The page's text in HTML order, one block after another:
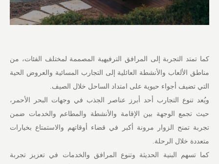
كما تمتد التجربة إلى المرافق الترفيهية المصممة لمختلف الفئات، من
مناطق الألعاب والأنشطة العائلية إلى التجارب المسائية والعروض الحية
التي تضيف أجواء حيوية على امتداد الساحل خلال الصيف.
ويُعد تنوع التجارب أحد أبرز عناصر الجذب في وجهات البحر الأحمر،
حيث تجمع الوجهة بين الإقامة والأنشطة والمطاعم والخدمات ضمن
تجربة تمنح الزوار مرونة أكبر في قضاء أوقاتهم والاستمتاع بخيارات
متعددة خلال الرحلة.
كما تسهم البنية الحديثة وتنوع المرافق والخدمات في تعزيز تجربة